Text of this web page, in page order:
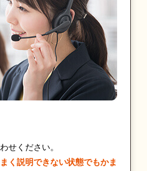
せください。
く説明できない状態でもかま